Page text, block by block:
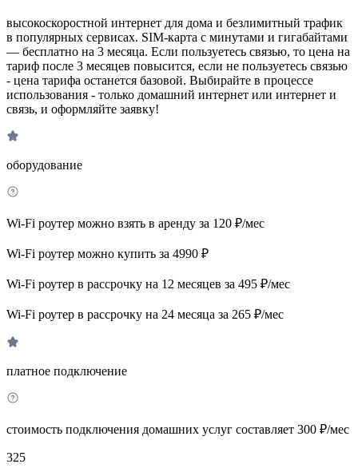
высокоскоростной интернет для дома и безлимитный трафик
в популярных сервисах. SIM-карта с минутами и гигабайтами
— бесплатно на 3 месяца. Если пользуетесь связью, то цена на
тариф после 3 месяцев повысится, если не пользуетесь связью
- цена тарифа останется базовой. Выбирайте в процессе
использования - только домашний интернет или интернет и
связь, и оформляйте заявку!
оборудование
Wi-Fi роутер можно взять в аренду за 120 ₽/мес
Wi-Fi роутер можно купить за 4990 ₽
Wi-Fi роутер в рассрочку на 12 месяцев за 495 ₽/мес
Wi-Fi роутер в рассрочку на 24 месяца за 265 ₽/мес
платное подключение
стоимость подключения домашних услуг составляет 300 ₽/мес
325